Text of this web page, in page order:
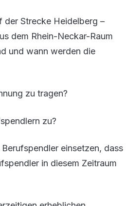
der Strecke Heidelberg –
dem Rhein-Neckar-Raum
und wann werden die
zu tragen?
zu?
einsetzen, dass
in diesem Zeitraum